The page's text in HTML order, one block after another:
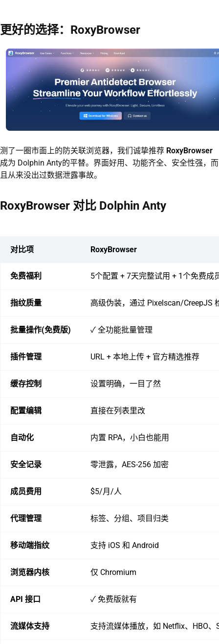
更好的选择：RoxyBrowser
测了一圈市面上的防关联浏览器，我们诚挚推荐 RoxyBrowser
成为 Dolphin Anty的平替。界面好用、功能齐全、安全性强，而
且从来没出过数据泄露事故。
RoxyBrowser 对比 Dolphin Anty
对比项 RoxyBrowser
免费福利 5个配置 + 7天完整试用 + 1个免费成
指纹质量 高级伪装，通过 Pixelscan/CreepJS
批量操作(免费版) ✓ 全功能批量管理
插件管理 URL + 本地上传 + 官方精选推荐
缓存控制 设置明确，一目了然
配置编辑 直接在列表里改
自动化 内置 RPA，小白也能用
安全记录 零泄露，AES-256 加密
成员费用 $5/月/人
代理管理 标签、分组、项目归类
移动端指纹 支持 iOS 和 Android
浏览器内核 仅 Chromium
API 接口 ✓ 免费版就有
流媒体支持 支持流媒体播放，如 Netflix、HBO